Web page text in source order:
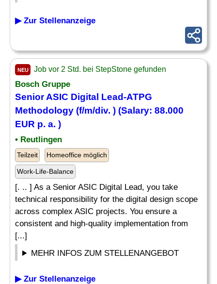
▶ Zur Stellenanzeige
NEU Job vor 2 Std. bei StepStone gefunden
Bosch Gruppe
Senior ASIC Digital Lead-ATPG
Methodology (f/m/div. ) (Salary: 88.000
EUR p. a. )
• Reutlingen
Teilzeit Homeoffice möglich
Work-Life-Balance
[. .. ] As a Senior ASIC Digital Lead, you take
technical responsibility for the digital design scope
across complex ASIC projects. You ensure a
consistent and high-quality implementation from
[...]
MEHR INFOS ZUM STELLENANGEBOT
▶ Zur Stellenanzeige